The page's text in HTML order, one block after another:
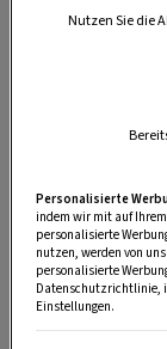
Nutzen Sie die
Personalisierte
indem wir mit auf
personalisierte
nutzen, werden von
personalisierte
Datenschutzrichtlinie,
Einstellungen.